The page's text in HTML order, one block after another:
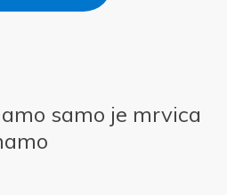
samo je mrvica